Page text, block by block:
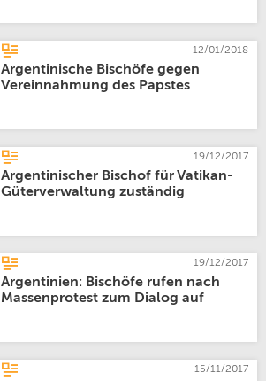
12/01/2018
Argentinische Bischöfe gegen
Vereinnahmung des Papstes
19/12/2017
Argentinischer Bischof für Vatikan-
Güterverwaltung zuständig
19/12/2017
Argentinien: Bischöfe rufen nach
Massenprotest zum Dialog auf
15/11/2017